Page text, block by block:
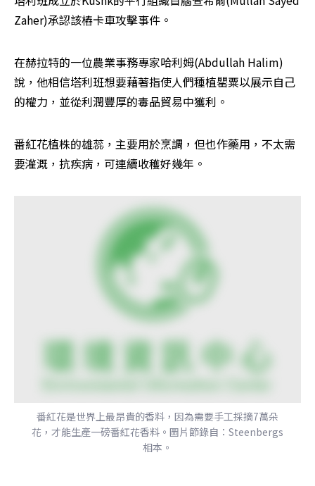
Zaher)承認該樁卡車攻擊事件。
在赫拉特的一位農業事務專家哈利姆(Abdullah Halim)
說，他相信塔利班想要藉著指使人們種植罌粟以展示自己
的權力，並從利潤豐厚的毒品貿易中獲利。
番紅花植株的雄蕊，主要用於烹調，但也作藥用，不太需
要灌溉，抗疾病，可連續收穫好幾年。
番紅花是世界上最昂貴的香料，因為需要手工採摘7萬朵
花，才能生產一磅番紅花香料。圖片節錄自：Steenbergs
相本。